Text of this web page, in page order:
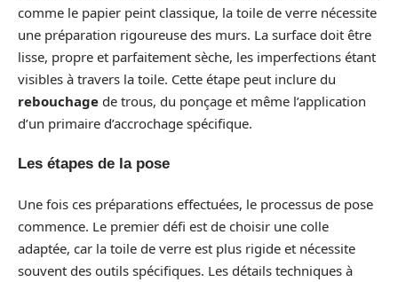
comme le papier peint classique, la toile de verre nécessite
une préparation rigoureuse des murs. La surface doit être
lisse, propre et parfaitement sèche, les imperfections étant
visibles à travers la toile. Cette étape peut inclure du
rebouchage de trous, du ponçage et même l’application
d’un primaire d’accrochage spécifique.
Les étapes de la pose
Une fois ces préparations effectuées, le processus de pose
commence. Le premier défi est de choisir une colle
adaptée, car la toile de verre est plus rigide et nécessite
souvent des outils spécifiques. Les détails techniques à